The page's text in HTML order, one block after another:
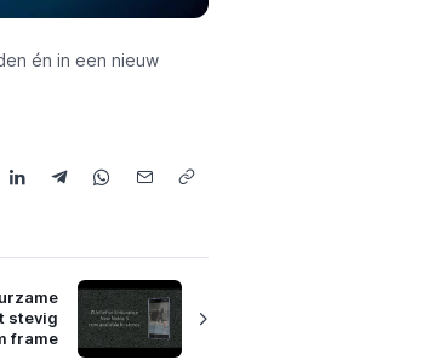
én in een nieuw
stevig
frame